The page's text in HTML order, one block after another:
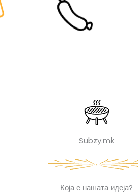
Subzy.mk
Која е нашата идеја?